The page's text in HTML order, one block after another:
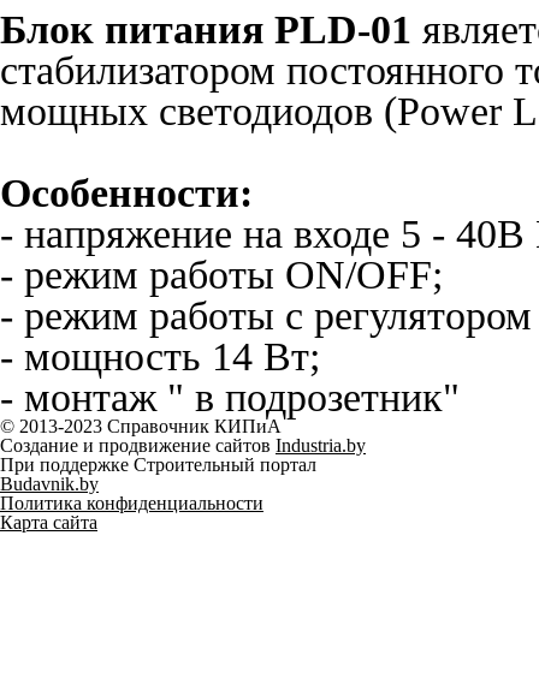
Блок питания PLD-01
стабилизатором постоянного
мощных светодиодов
Особенности:
- напряжение на входе 5 - 40В
- режим работы ON/OFF;
- режим работы с
- мощность 14 Вт;
- монтаж " в подрозетник"
© 2013-2023 Справочник КИПиА
Создание и продвижение сайтов Industria.by
При поддержке Строительный портал
Budavnik.by
Политика конфиденциальности
Карта сайта